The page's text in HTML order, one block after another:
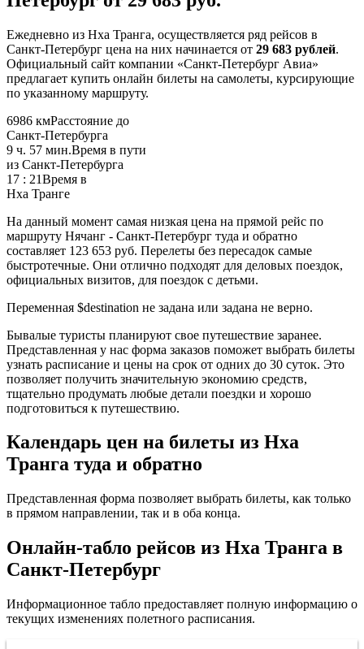
Ежедневно из Нха Транга, осуществляется ряд рейсов в
Санкт-Петербург цена на них начинается от 29 683 рублей.
Официальный сайт компании «Санкт-Петербург Авиа»
предлагает купить онлайн билеты на самолеты, курсирующие
по указанному маршруту.
6986 кмРасстояние до
Санкт-Петербурга
9 ч. 57 мин.Время в пути
из Санкт-Петербурга
17 : 21Время в
Нха Транге
На данный момент самая низкая цена на прямой рейс по
маршруту Нячанг - Санкт-Петербург туда и обратно
составляет 123 653 руб. Перелеты без пересадок самые
быстротечные. Они отлично подходят для деловых поездок,
официальных визитов, для поездок с детьми.
Переменная $destination не задана или задана не верно.
Бывалые туристы планируют свое путешествие заранее.
Представленная у нас форма заказов поможет выбрать билеты
узнать расписание и цены на срок от одних до 30 суток. Это
позволяет получить значительную экономию средств,
тщательно продумать любые детали поездки и хорошо
подготовиться к путешествию.
Календарь цен на билеты из Нха
Транга туда и обратно
Представленная форма позволяет выбрать билеты, как только
в прямом направлении, так и в оба конца.
Онлайн-табло рейсов из Нха Транга в
Санкт-Петербург
Информационное табло предоставляет полную информацию о
текущих изменениях полетного расписания.